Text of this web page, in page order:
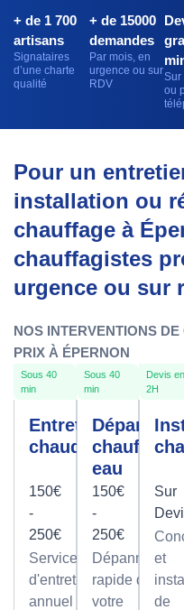
+ de 1 700
artisans
Signataires
d’une charte
qualité
+ de 15000
demandes
Par mois, en
urgence ou sur
RDV
Sur
ou
Pour un
installation ou
chauffage à
chauffagistes
urgence ou sur
NOS INTERVENTIONS
PRIX À ÉPERNON
Sous 40
min
Entretien
chaudière
150€
-
250€
Service
d'entretien
annuel pour
Sous 40
min
chauffe-
eau
150€
-
250€
Dépannage
rapide de
votre
Devis en
2H
Sur
et
de